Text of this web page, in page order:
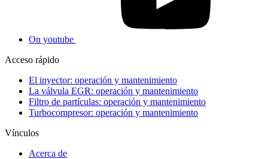
On youtube
Acceso rápido
El inyector: operación y mantenimiento
La válvula EGR: operación y mantenimiento
Filtro de partículas: operación y mantenimiento
Turbocompresor: operación y mantenimiento
Vínculos
Acerca de